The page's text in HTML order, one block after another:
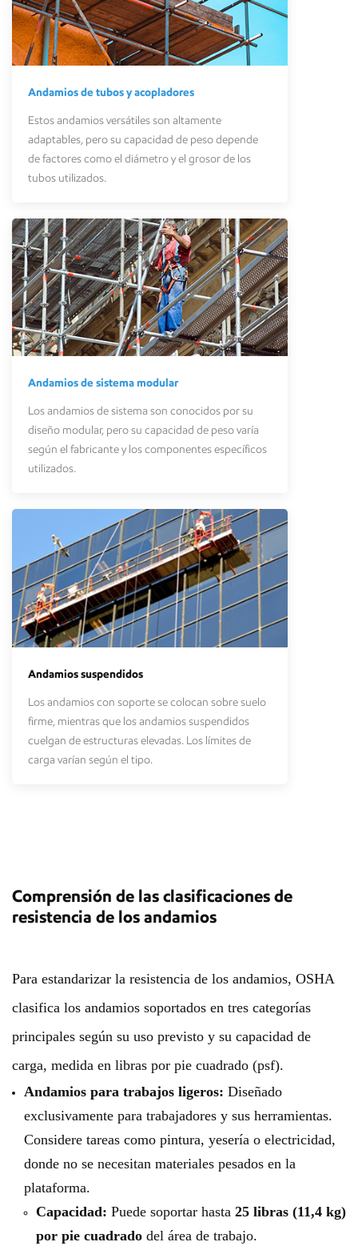
Andamios de tubos y acopladores
Estos andamios versátiles son altamente
adaptables, pero su capacidad de peso depende
de factores como el diámetro y el grosor de los
tubos utilizados.
Andamios de sistema modular
Los andamios de sistema son conocidos por su
diseño modular, pero su capacidad de peso varía
según el fabricante y los componentes específicos
utilizados.
Andamios suspendidos
Los andamios con soporte se colocan sobre suelo
firme, mientras que los andamios suspendidos
cuelgan de estructuras elevadas. Los límites de
carga varían según el tipo.
Comprensión de las clasificaciones de
resistencia de los andamios
Para estandarizar la resistencia de los andamios, OSHA
clasifica los andamios soportados en tres categorías
principales según su uso previsto y su capacidad de
carga, medida en libras por pie cuadrado (psf).
Andamios para trabajos ligeros: Diseñado
exclusivamente para trabajadores y sus herramientas.
Considere tareas como pintura, yesería o electricidad,
donde no se necesitan materiales pesados ​​en la
plataforma.
Capacidad: Puede soportar hasta 25 libras (11,4 kg)
por pie cuadrado del área de trabajo.